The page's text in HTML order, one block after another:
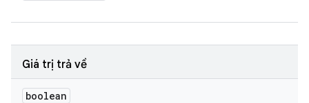
Giá trị trả về
boolean